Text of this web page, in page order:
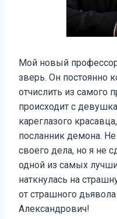
Мой новый
зверь. Он постоянно
отчислить из самого
происходит с
кареглазого
посланник демона.
своего дела, но я не
одной из самых
наткнулась на
от страшного
Александрович!